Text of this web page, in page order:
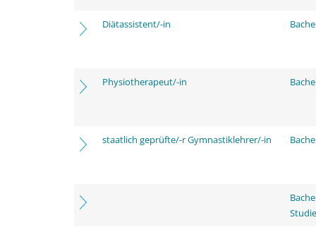
Diätassistent/-in
Physiotherapeut/-in
staatlich geprüfte/-r Gymnastiklehrer/-in